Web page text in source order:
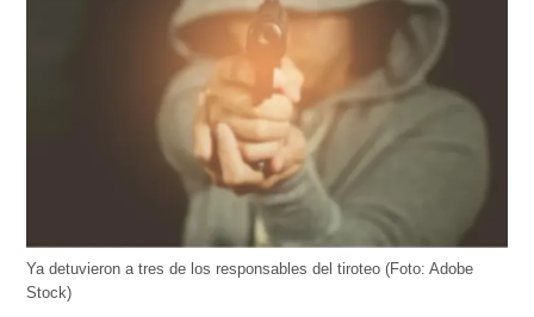
Ya detuvieron a tres de los responsables del tiroteo (Foto: Adobe
Stock)